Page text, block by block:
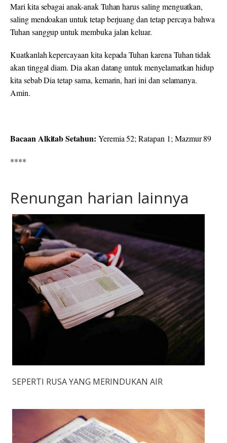
Mari kita sebagai anak-anak Tuhan harus saling menguatkan,
saling mendoakan untuk tetap berjuang dan tetap percaya bahwa
Tuhan sanggup untuk membuka jalan keluar.
Kuatkanlah kepercayaan kita kepada Tuhan karena Tuhan tidak
akan tinggal diam. Dia akan datang untuk menyelamatkan hidup
kita sebab Dia tetap sama, kemarin, hari ini dan selamanya.
Amin.
Bacaan Alkitab Setahun: Yeremia 52; Ratapan 1; Mazmur 89
****
Renungan harian lainnya
SEPERTI RUSA YANG MERINDUKAN AIR